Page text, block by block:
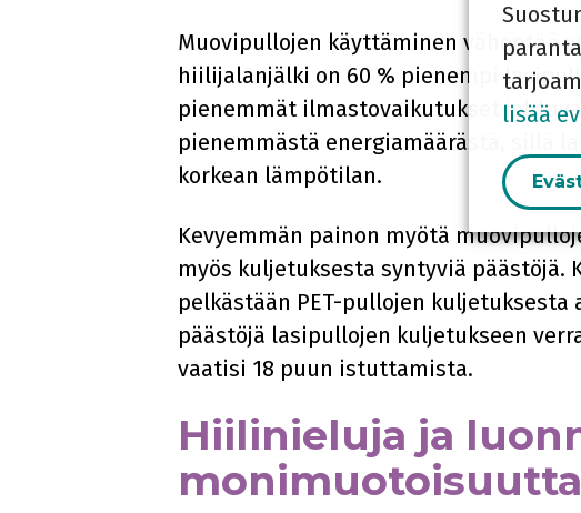
Muovipullojen käyttäminen vähentää
hiilijalanjälki on 60 % pienempi
pienemmät ilmastovaikutukset
pienemmästä energiamäärästä, sillä
korkean lämpötilan.
Kevyemmän painon myötä
myös kuljetuksesta syntyviä päästöjä.
pelkästään PET-pullojen kuljetuksesta
päästöjä lasipullojen kuljetukseen
vaatisi 18 puun istuttamista.
Hiilinieluja ja
monimuotoisuutta
lisää